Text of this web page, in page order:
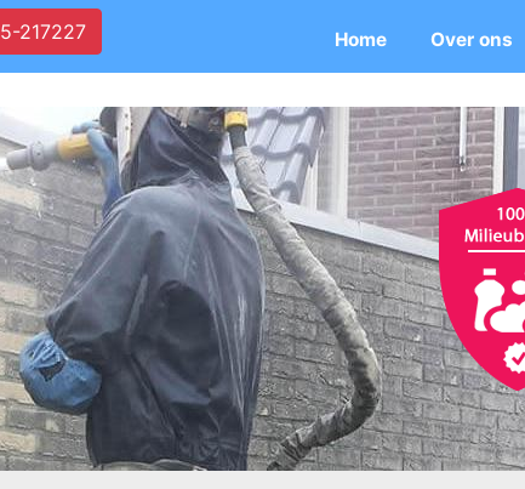
217227 Home Over ons